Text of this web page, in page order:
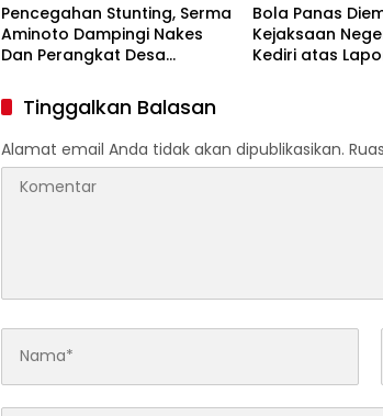
Pencegahan Stunting, Serma
Aminoto Dampingi Nakes
Dan Perangkat Desa
Bola Panas
Kejaksaan
Kediri atas
Tinggalkan Balasan
Alamat email Anda tidak akan dipublikasikan.